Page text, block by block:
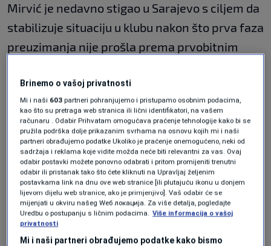
Mirvić je nedavno stigao u Sarajevo s ciljem da
stabilizuje situaciju u klubu nakon što prva faza
preuzimanja nije prošla prema prvobitnim
Nurkić u društvu legendarnog
reprezentativca BiH prati Bosnu
protiv Partizana, tu je i Elvedina
Muzaferija (FOTO)
KOŠARKA|10. maj.
Smail Prevljak je nezaustavljiv,
povremeni Zmaj postigao novi gol za
Istru (VIDEO)
NOGOMET|10. maj.
Iran traži garancije za nastup na
SPORT|10. maj.
Brinemo o vašoj privatnosti
Mi i naši 603 partneri pohranjujemo i pristupamo osobnim podacima,
kao što su pretraga web stranica ili lični identifikatori, na vašem
računaru . Odabir Prihvatam omogućava praćenje tehnologije kako bi se
pružila podrška dolje prikazanim svrhama na osnovu kojih mi i naši
partneri obrađujemo podatke Ukoliko je praćenje onemogućeno, neki od
sadržaja i reklama koje vidite možda neće biti relevantni za vas. Ovaj
odabir postavki možete ponovno odabrati i pritom promijeniti trenutni
odabir ili pristanak tako što ćete kliknuti na Upravljaj željenim
postavkama link na dnu ove web stranice [ili plutajuću ikonu u donjem
lijevom dijelu web stranice, ako je primjenjivo]. Vaš odabir će se
mijenjati u okviru našeg Wеб локација. Za više detalja, pogledajte
Uredbu o postupanju s ličnim podacima. Više informacija o vašoj
privatnosti
Mi i naši partneri obrađujemo podatke kako bismo